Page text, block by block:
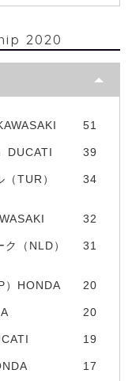
2020
51
DUCATI 39
TUR）
34
32
（NLD）
31
）HONDA 20
20
19
17